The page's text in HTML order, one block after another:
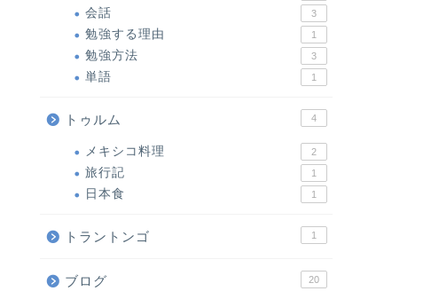
会話 3
勉強する理由 1
勉強方法 3
単語 1
トゥルム 4
メキシコ料理 2
旅行記 1
日本食 1
トラントンゴ 1
ブログ 20